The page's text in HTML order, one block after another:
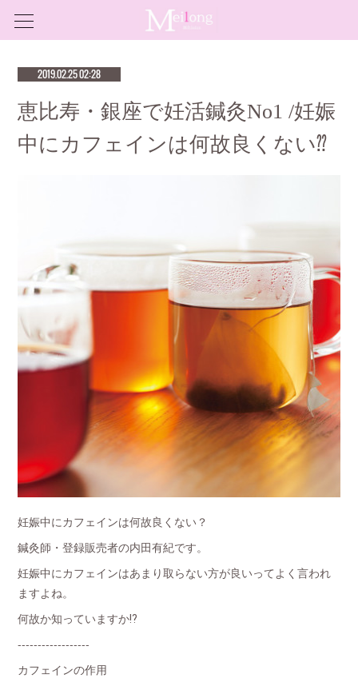
2019.02.25 02:28
恵比寿・銀座で妊活鍼灸No1 /妊娠
中にカフェインは何故良くない⁇
妊娠中にカフェインは何故良くない？
鍼灸師・登録販売者の内田有紀です。
妊娠中にカフェインはあまり取らない方が良いってよく言われ
ますよね。
何故か知っていますか⁉️
------------------
カフェインの作用